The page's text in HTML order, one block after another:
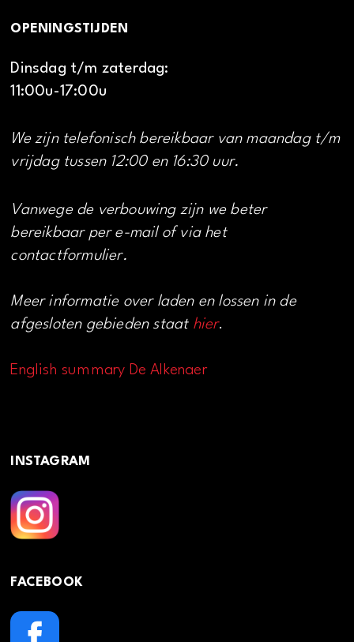
OPENINGSTIJDEN
Dinsdag t/m zaterdag:
11:00u-17:00u
We zijn telefonisch bereikbaar van maandag t/m
vrijdag tussen 12:00 en 16:30 uur.
Vanwege de verbouwing zijn we beter
bereikbaar per e-mail of via het
contactformulier.
Meer informatie over laden en lossen in de
afgesloten gebieden staat hier.
English summary De Alkenaer
INSTAGRAM
FACEBOOK